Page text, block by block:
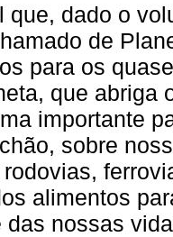
que, dado o
de
para os
que abriga
importante
sobre
alimentos
das nossas